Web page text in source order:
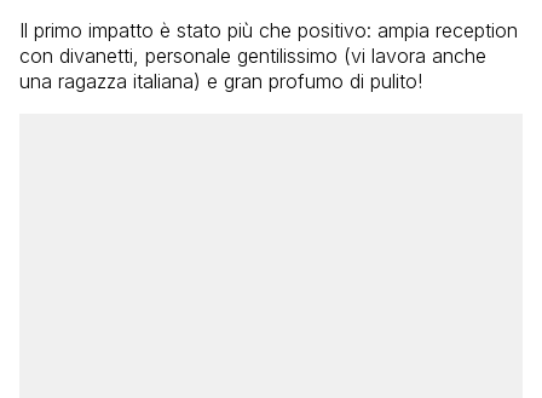
Il primo impatto è stato più che positivo: ampia reception
con divanetti, personale gentilissimo (vi lavora anche
una ragazza italiana) e gran profumo di pulito!